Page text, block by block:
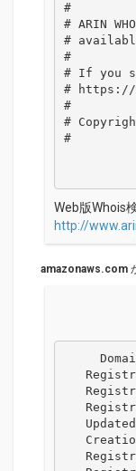
#
# ARIN
#
#
# If you
# https://
#
#
#
Web版Whois
http://
amazonaws.com